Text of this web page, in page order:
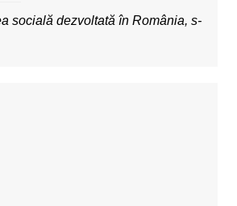
socială dezvoltată în România, s-